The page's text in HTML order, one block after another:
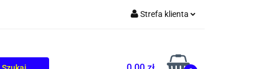
Strefa klienta
Zarejestruj się